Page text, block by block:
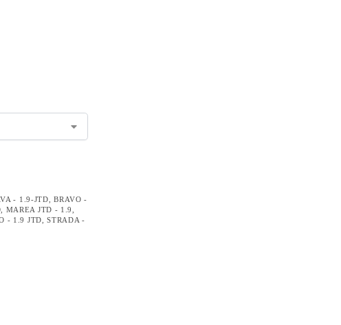
- 1.9-JTD,BRAVO -
, MAREA JTD - 1.9,
- 1.9 JTD,STRADA -